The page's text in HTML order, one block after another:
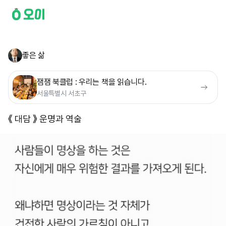
좋은 삶
잼잼 북클럽 : 우리는 책을 읽습니다.
서울특별시 서초구
《 대담 》 운명과 역술